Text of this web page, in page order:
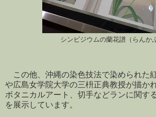
シンビジウムの蘭花譜（らんか
この他、沖縄の染色技法で染められた
や広島女学院大学の三枡正典教授が描か
ボタニカルアート、切手などランに関す
を展示しています。